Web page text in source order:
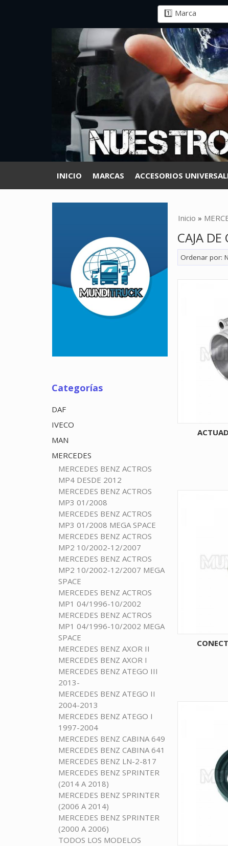
INICIO MARCAS ACCESORIOS
Categorías
DAF
IVECO
MAN
MERCEDES
MERCEDES BENZ ACTROS
MP4 DESDE 2012
MERCEDES BENZ ACTROS
MP3 01/2008
MERCEDES BENZ ACTROS
MP3 01/2008 MEGA SPACE
MERCEDES BENZ ACTROS
MP2 10/2002-12/2007
MERCEDES BENZ ACTROS
MP2 10/2002-12/2007 MEGA
SPACE
MERCEDES BENZ ACTROS
MP1 04/1996-10/2002
MERCEDES BENZ ACTROS
MP1 04/1996-10/2002 MEGA
SPACE
MERCEDES BENZ AXOR II
MERCEDES BENZ AXOR I
MERCEDES BENZ ATEGO III
2013-
MERCEDES BENZ ATEGO II
2004-2013
MERCEDES BENZ ATEGO I
1997-2004
MERCEDES BENZ CABINA 649
MERCEDES BENZ CABINA 641
MERCEDES BENZ LN-2-817
MERCEDES BENZ SPRINTER
(2014 A 2018)
MERCEDES BENZ SPRINTER
(2006 A 2014)
MERCEDES BENZ SPRINTER
(2000 A 2006)
TODOS LOS MODELOS
Inicio »
CAJA DE
Ordenar por: